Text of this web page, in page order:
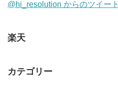
@hi_resolution からのツイート
楽天
カテゴリー